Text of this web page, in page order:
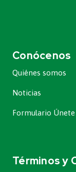
Conócenos
Quiénes somos
Noticias
Formulario Únete
Términos y